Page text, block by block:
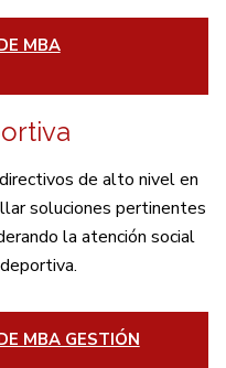
MBA
de alto nivel en
soluciones pertinentes
la atención social
MBA GESTIÓN